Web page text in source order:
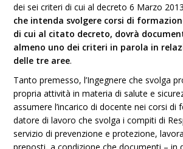
dei sei criteri di cui al decreto 6 Marzo
che intenda svolgere corsi di
di cui al citato decreto, dovrà
almeno uno dei criteri in parola in
delle tre aree.
Tanto premesso, l’Ingegnere che svolga
propria attività in materia di salute e
assumere l’incarico di docente nei corsi di
datore di lavoro che svolga i compiti di
servizio di prevenzione e protezione,